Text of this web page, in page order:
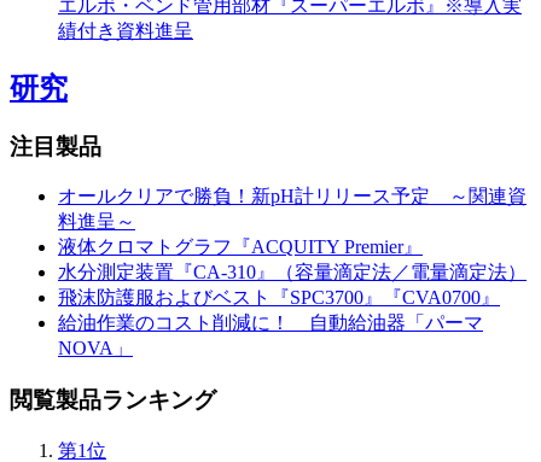
エルボ・ベンド管用部材『スーパーエルボ』※導入実
績付き資料進呈
研究
注目製品
オールクリアで勝負！新pH計リリース予定 ～関連資
料進呈～
液体クロマトグラフ『ACQUITY Premier』
水分測定装置『CA-310』（容量滴定法／電量滴定法）
飛沫防護服およびベスト『SPC3700』『CVA0700』
給油作業のコスト削減に！ 自動給油器「パーマ
NOVA」
閲覧製品ランキング
第1位